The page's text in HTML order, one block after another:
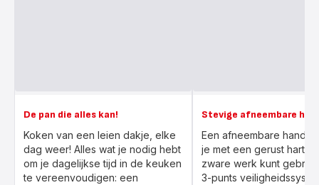
De pan die alles kan!
Koken van een leien dakje, elke
dag weer! Alles wat je nodig hebt
om je dagelijkse tijd in de keuken
te vereenvoudigen: een
Stevige afneembare
Een afneembare
je met een gerust hart
zware werk kunt
3-punts